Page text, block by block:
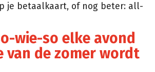
je betaalkaart, of nog beter: all-
wie-so elke avond
van de zomer wordt